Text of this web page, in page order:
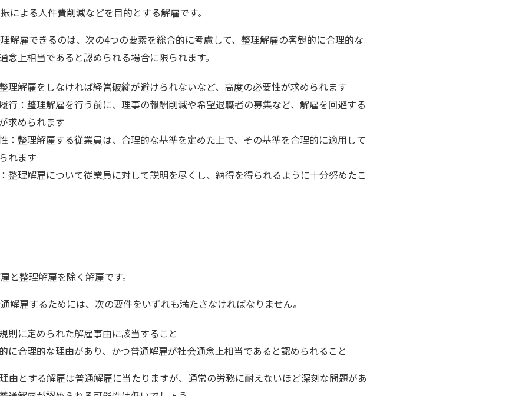
振による人件費削減などを目的とする解雇です。
解雇できるのは、次の4つの要素を総合的に考慮して、整理解雇の客観的に合理的な
念上相当であると認められる場合に限られます。
理解雇をしなければ経営破綻が避けられないなど、高度の必要性が求められます
行：整理解雇を行う前に、理事の報酬削減や希望退職者の募集など、解雇を回避する
求められます
：整理解雇する従業員は、合理的な基準を定めた上で、その基準を合理的に適用して
れます
整理解雇について従業員に対して説明を尽くし、納得を得られるように十分努めたこ
と整理解雇を除く解雇です。
解雇するためには、次の要件をいずれも満たさなければなりません。
則に定められた解雇事由に該当すること
に合理的な理由があり、かつ普通解雇が社会通念上相当であると認められること
由とする解雇は普通解雇に当たりますが、通常の労務に耐えないほど深刻な問題があ